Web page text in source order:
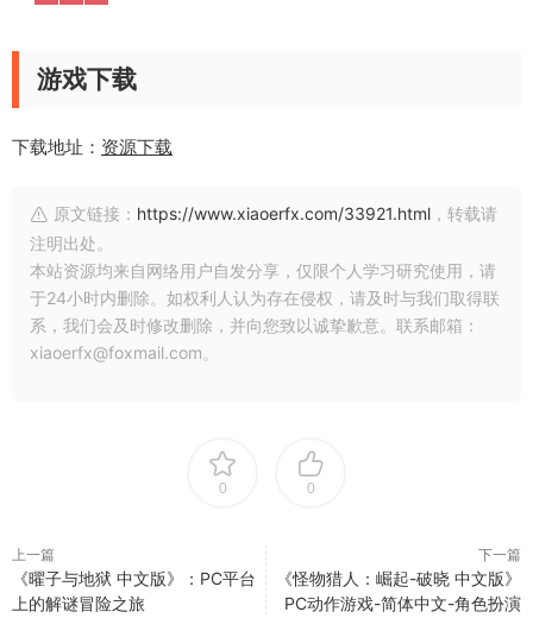
游戏下载
下载地址： 资源下载
原文链接： https://www.xiaoerfx.com/33921.html ，转载请
注明出处。
本站资源均来自网络用户自发分享，仅限个人学习研究使用，请
于24小时内删除。如权利人认为存在侵权，请及时与我们取得联
系，我们会及时修改删除，并向您致以诚挚歉意。联系邮箱：
xiaoerfx@foxmail.com。
0 0
上一篇
《曜子与地狱 中文版》：PC平台
上的解谜冒险之旅
下一篇
《怪物猎人：崛起-破晓 中文版》
PC动作游戏-简体中文-角色扮演